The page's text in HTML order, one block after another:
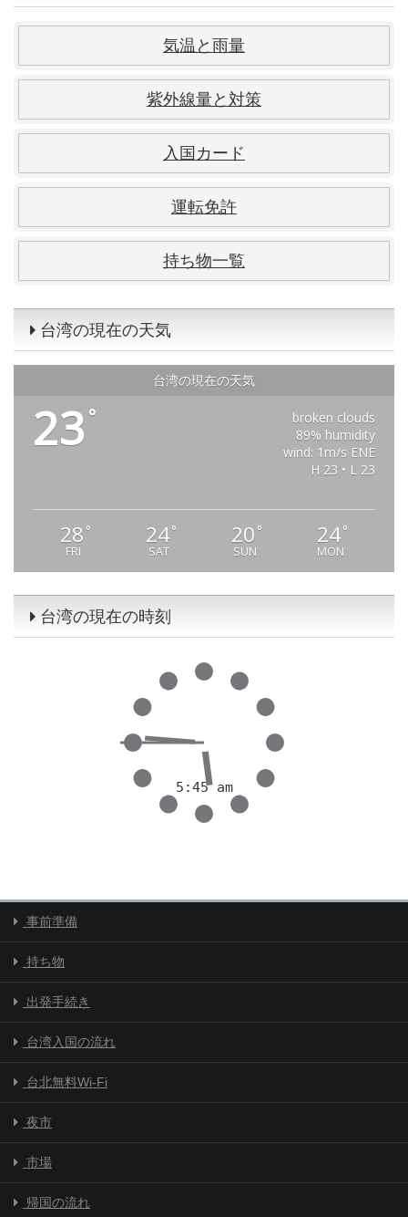
気温と雨量
紫外線量と対策
入国カード
運転免許
持ち物一覧
台湾の現在の天気
台湾の現在の天気
23 °
broken clouds
89% humidity
wind: 1m/s ENE
H 23 • L 23
28 °
FRI
24°
SAT
20 °
SUN
24°
MON
台湾の現在の時刻
事前準備
持ち物
出発手続き
台湾入国の流れ
台北無料Wi-Fi
夜市
市場
帰国の流れ